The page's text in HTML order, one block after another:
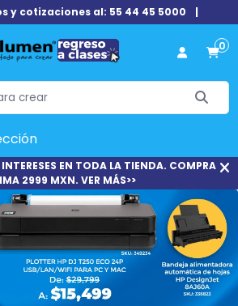
y cotizaciones al: 55 44 45 5000 |
0
EN TODA LA TIENDA. COMPRA
2999 MXN. VER MÁS>>